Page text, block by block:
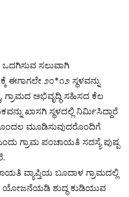
ಒದಗಿಸುವ ಸಲುವಾಗಿ
ಈಗಾಗಲೇ ೨೦*೧೨ ಸ್ಥಳವನ್ನು
ಗ್ರಾಮದ ಅಭಿವೃದ್ಧಿ ಸಹಿಸದ ಕೆಲ
ಖಾಸಗಿ ಸ್ಥಳದಲ್ಲಿ ನಿರ್ಮಿಸಿದ್ದಾರೆ
ಮೂಡಿಸುವುದರೊಂದಿಗೆ
ಗ್ರಾಮ ಪಂಚಾಯತಿ ಸದಸ್ಯೆ ಪುಷ್ಪ
ವ್ಯಾಪ್ತಿಯ ಬೂದಾಳ ಗ್ರಾಮದಲ್ಲಿ
ಯೋಜನೆಯಡಿ ಶುದ್ಧ ಕುಡಿಯುವ